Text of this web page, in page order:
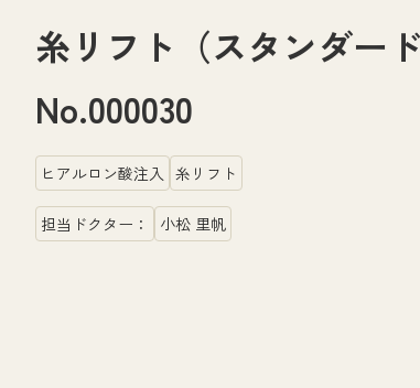
糸リフト（スタンダ
No.000030
ヒアルロン酸注入 糸リフト
担当ドクター： 小松 里帆